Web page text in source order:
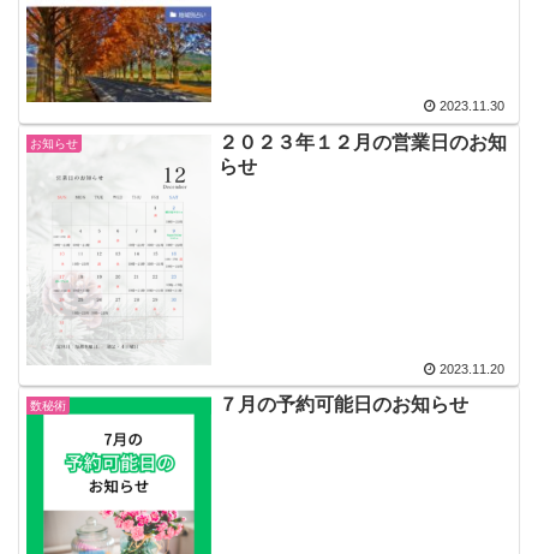
2023.11.30
お知らせ
２０２３年１２月の営業日のお知
らせ
2023.11.20
数秘術 ７月の予約可能日のお知らせ